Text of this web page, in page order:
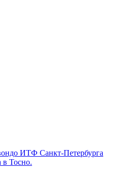
ИТФ Санкт‑Петербурга
в Тосно.